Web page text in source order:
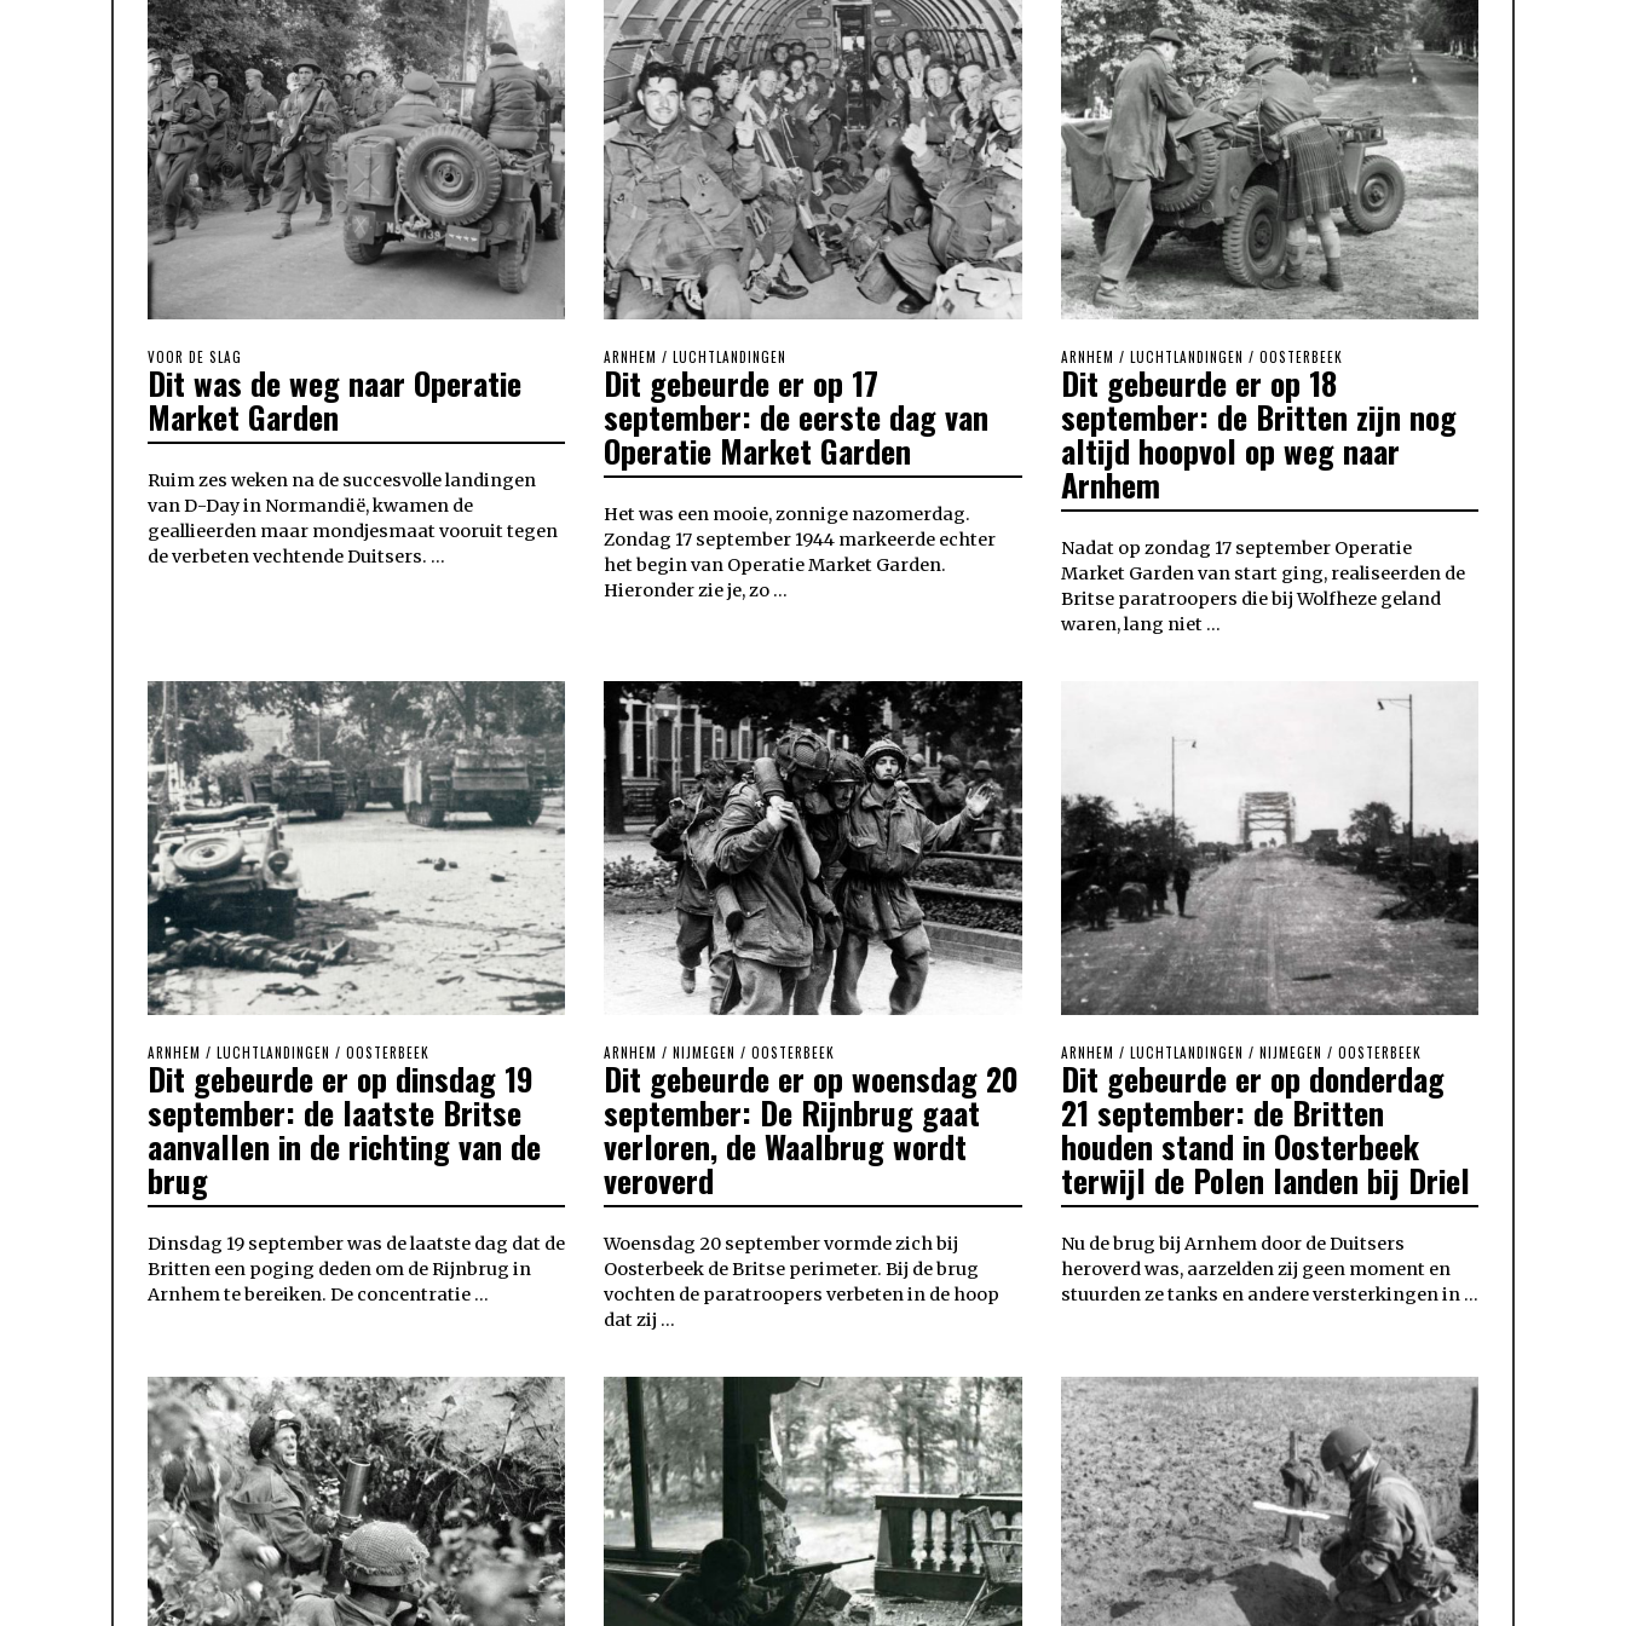
VOOR DE SLAG
Dit was de weg naar Operatie
Market Garden
Ruim zes weken na de succesvolle landingen
van D-Day in Normandië, kwamen de
geallieerden maar mondjesmaat vooruit tegen
de verbeten vechtende Duitsers. …
ARNHEM / LUCHTLANDINGEN
Dit gebeurde er op 17
september: de eerste dag van
Operatie Market Garden
Het was een mooie, zonnige nazomerdag.
Zondag 17 september 1944 markeerde echter
het begin van Operatie Market Garden.
Hieronder zie je, zo …
ARNHEM / LUCHTLANDINGEN / OOSTERBEEK
Dit gebeurde er op 18
september: de Britten zijn nog
altijd hoopvol op weg naar
Arnhem
Nadat op zondag 17 september Operatie
Market Garden van start ging, realiseerden de
Britse paratroopers die bij Wolfheze geland
waren, lang niet …
ARNHEM / LUCHTLANDINGEN / OOSTERBEEK
Dit gebeurde er op dinsdag 19
september: de laatste Britse
aanvallen in de richting van de
brug
Dinsdag 19 september was de laatste dag dat de
Britten een poging deden om de Rijnbrug in
Arnhem te bereiken. De concentratie …
ARNHEM / NIJMEGEN / OOSTERBEEK
Dit gebeurde er op woensdag 20
september: De Rijnbrug gaat
verloren, de Waalbrug wordt
veroverd
Woensdag 20 september vormde zich bij
Oosterbeek de Britse perimeter. Bij de brug
vochten de paratroopers verbeten in de hoop
dat zij …
ARNHEM / LUCHTLANDINGEN / NIJMEGEN / OOSTERBEEK
Dit gebeurde er op donderdag
21 september: de Britten
houden stand in Oosterbeek
terwijl de Polen landen bij Driel
Nu de brug bij Arnhem door de Duitsers
heroverd was, aarzelden zij geen moment en
stuurden ze tanks en andere versterkingen in …